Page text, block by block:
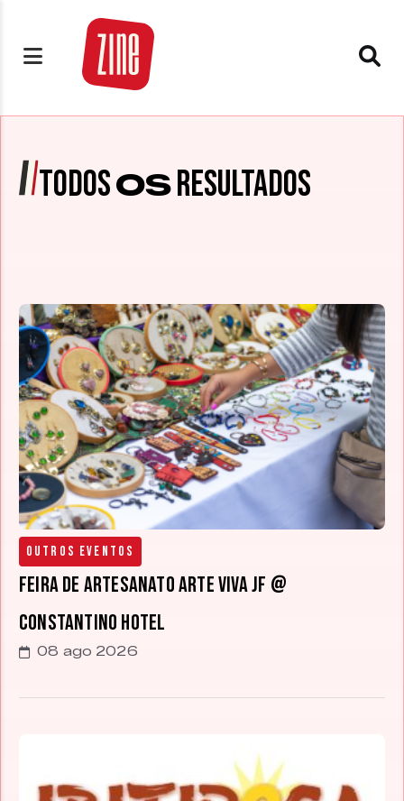
TODOSOSRESULTADOS
Outros Eventos
Feira de Artesanato Arte Viva JF @
Constantino Hotel
08 ago 2026